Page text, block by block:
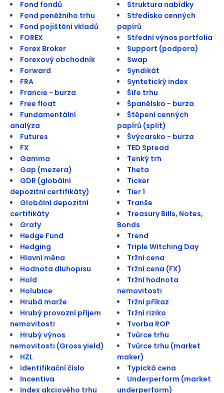
Fond fondů
Fond peněžního trhu
Fond pojištění vkladů
FOREX
Forex Broker
Forexový obchodník
Forward
FRA
Francie - burza
Free float
Fundamentální
analýza
Futures
FX
Gamma
Gap (mezera)
GDR (globální
depozitní certifikáty)
Globální depozitní
certifikáty
Grafy
Hedge Fund
Hedging
Hlavní měna
Hodnota dluhopisu
Hold
Holubice
Hrubá marže
Hrubý provozní příjem
nemovitosti
Hrubý výnos
nemovitosti (Gross yield)
HZL
Identifikační číslo
Incentiva
Index akciového trhu
Struktura nabídky
Středisko cenných
papírů
Střední výnos portfolia
Support (podpora)
Swap
Syndikát
Syntetický index
Šíře trhu
Španělsko - burza
Štěpení cenných
papírů (split)
Švýcarsko - burza
TED Spread
Tenký trh
Theta
Ticker
Tier 1
Tranše
Treasury Bills, Notes,
Bonds
Trend
Triple Witching Day
Tržní cena
Tržní cena (FX)
Tržní hodnota
nemovitosti
Tržní příkaz
Tržní riziko
Tvorba ROP
Tvůrce trhu
Tvůrce trhu (market
maker)
Typická cena
Underperform (market
underperform)